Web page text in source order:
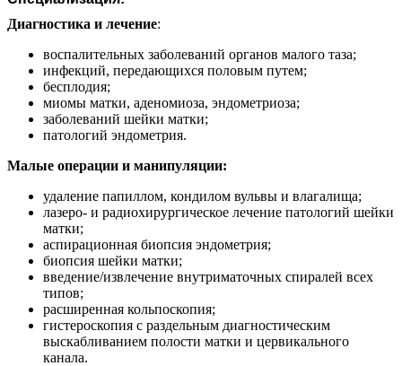
Диагностика и лечение:
воспалительных заболеваний органов малого таза;
инфекций, передающихся половым путем;
бесплодия;
миомы матки, аденомиоза, эндометриоза;
заболеваний шейки матки;
патологий эндометрия.
Малые операции и манипуляции:
удаление папиллом, кондилом вульвы и влагалища;
лазеро- и радиохирургическое лечение патологий шейки
матки;
аспирационная биопсия эндометрия;
биопсия шейки матки;
введение/извлечение внутриматочных спиралей всех
типов;
расширенная кольпоскопия;
гистероскопия с раздельным диагностическим
выскабливанием полости матки и цервикального
канала.